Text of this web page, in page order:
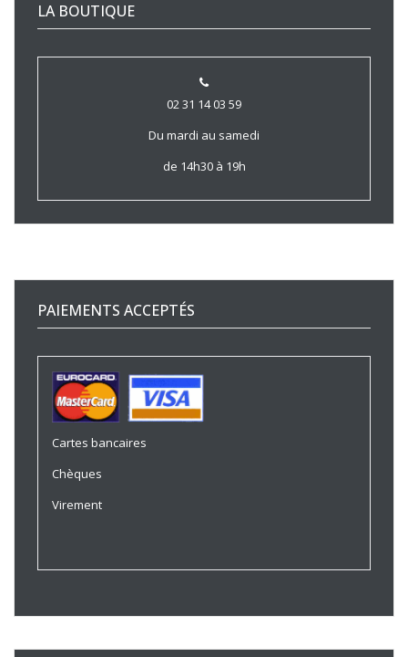
LA BOUTIQUE
02 31 14 03 59
Du mardi au samedi
de 14h30 à 19h
PAIEMENTS ACCEPTÉS
Cartes bancaires
Chèques
Virement